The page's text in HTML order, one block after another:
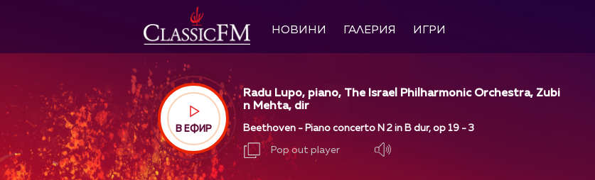
НОВИНИ ГАЛЕРИЯ ИГРИ
В ЕФИР
Radu Lupo, piano, The Israel Philharmonic Orchestra, Zubi
n Mehta, dir
Beethoven - Piano concerto N 2 in B dur, op 19 - 3
Pop out player